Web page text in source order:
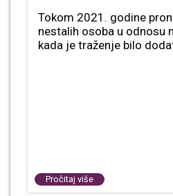
Tokom 2021. godine
nestalih osoba u odnosu
kada je traženje bilo
Pročitaj više